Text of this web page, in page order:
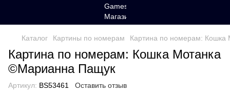
Каталог Картины по номерам Картина по номерам:
Картина по номерам: Кошка Мотанка
©Марианна Пащук
Артикул: BS53461 Оставить отзыв